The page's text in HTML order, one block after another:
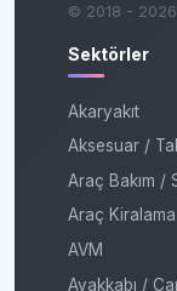
© 2018 - 2026
Sektörler
Akaryakıt
Aksesuar /
Araç Bakım /
Araç Kiralama
AVM
Ayakkabı /